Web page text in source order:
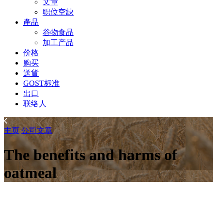
文章
职位空缺
產品
谷物食品
加工产品
价格
购买
送貨
GOST标准
出口
联络人
主页 公司文章
The benefits and harms of
oatmeal